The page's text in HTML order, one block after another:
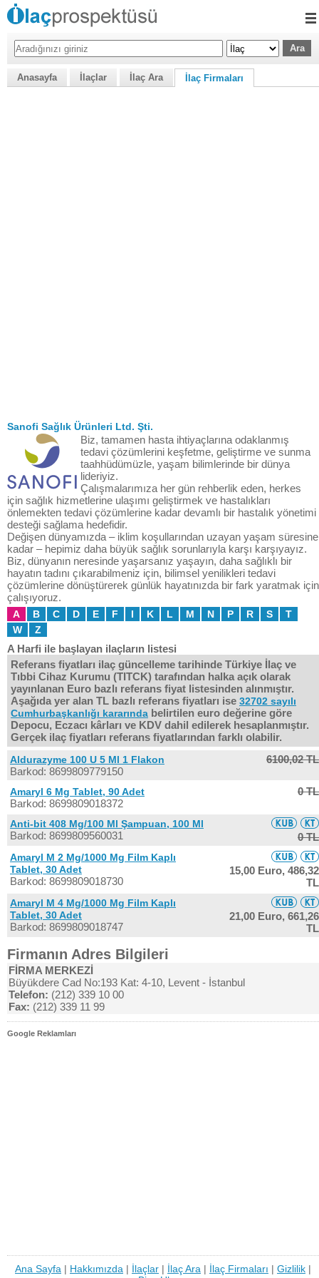
Anasayfa İlaçlar İlaç Ara İlaç Firmaları
Sanofi Sağlık Ürünleri Ltd. Şti.
Biz, tamamen hasta ihtiyaçlarına odaklanmış
tedavi çözümlerini keşfetme, geliştirme ve sunma
taahhüdümüzle, yaşam bilimlerinde bir dünya
lideriyiz.
Çalışmalarımıza her gün rehberlik eden, herkes
için sağlık hizmetlerine ulaşımı geliştirmek ve hastalıkları
önlemekten tedavi çözümlerine kadar devamlı bir hastalık yönetimi
desteği sağlama hedefidir.
Değişen dünyamızda – iklim koşullarından uzayan yaşam süresine
kadar – hepimiz daha büyük sağlık sorunlarıyla karşı karşıyayız.
Biz, dünyanın neresinde yaşarsanız yaşayın, daha sağlıklı bir
hayatın tadını çıkarabilmeniz için, bilimsel yenilikleri tedavi
çözümlerine dönüştürerek günlük hayatınızda bir fark yaratmak için
çalışıyoruz.
A B C D E F I K L M N P R S
T
W
Z
A Harfi ile başlayan ilaçların listesi
Referans fiyatları ilaç güncelleme tarihinde Türkiye İlaç ve
Tıbbi Cihaz Kurumu (TITCK) tarafından halka açık olarak
yayınlanan Euro bazlı referans fiyat listesinden alınmıştır.
Aşağıda yer alan TL bazlı referans fiyatları ise 32702 sayılı
Cumhurbaşkanlığı kararında belirtilen euro değerine göre
Depocu, Eczacı kârları ve KDV dahil edilerek hesaplanmıştır.
Gerçek ilaç fiyatları referans fiyatlarından farklı olabilir.
Aldurazyme 100 U 5 Ml 1 Flakon
Barkod: 8699809779150
6100,02 TL
Amaryl 6 Mg Tablet, 90 Adet
Barkod: 8699809018372
0 TL
Anti-bit 408 Mg/100 Ml Şampuan, 100 Ml
Barkod: 8699809560031 0 TL
Amaryl M 2 Mg/1000 Mg Film Kaplı
Tablet, 30 Adet
Barkod: 8699809018730
15,00 Euro, 486,32
TL
Amaryl M 4 Mg/1000 Mg Film Kaplı
Tablet, 30 Adet
Barkod: 8699809018747
21,00 Euro, 661,26
TL
Firmanın Adres Bilgileri
FİRMA MERKEZİ
Büyükdere Cad No:193 Kat: 4-10, Levent - İstanbul
Telefon: (212) 339 10 00
Fax: (212) 339 11 99
Google Reklamları
Ana Sayfa | Hakkımızda | İlaçlar | İlaç Ara | İlaç Firmaları | Gizlilik |